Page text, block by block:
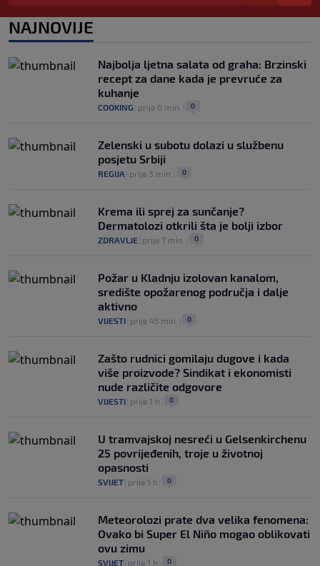
NAJNOVIJE
Najbolja ljetna salata od graha: Brzinski
recept za dane kada je prevruće za
kuhanje
COOKING prije 0 min. 0
Zelenski u subotu dolazi u službenu
posjetu Srbiji
REGIJA prije 3 min. 0
Krema ili sprej za sunčanje?
Dermatolozi otkrili šta je bolji izbor
ZDRAVLJE prije 7 min. 0
Požar u Kladnju izolovan kanalom,
središte opožarenog područja i dalje
aktivno
VIJESTI prije 45 min. 0
Zašto rudnici gomilaju dugove i kada
više proizvode? Sindikat i ekonomisti
nude različite odgovore
VIJESTI prije 1 h 0
U tramvajskoj nesreći u Gelsenkirchenu
25 povrijeđenih, troje u životnoj
opasnosti
SVIJET prije 1 h 0
Meteorolozi prate dva velika fenomena:
Ovako bi Super El Niño mogao oblikovati
ovu zimu
SVIJET prije 1 h 0